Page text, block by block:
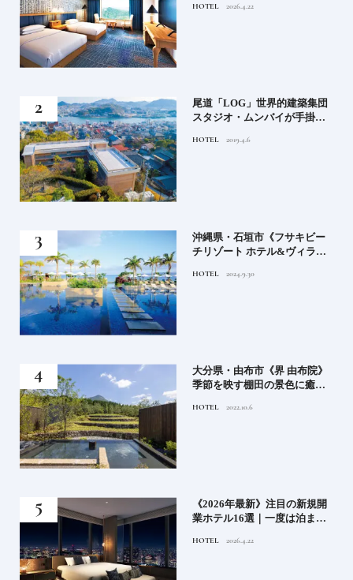
ル
HOTEL 2026.4.22
尾道「LOG」世界的建築集団
スタジオ・ムンバイが手掛け
HOTEL 2019.4.6
沖縄県・石垣市《フサキビー
チリゾート ホテル&ヴィラ
でゆるりと島時間を楽しむ
HOTEL 2024.9.30
大分県・由布市《界 由布院》
季節を映す棚田の景色に癒さ
HOTEL 2022.10.6
《2026年最新》注目の新規開
業ホテル16選｜一度は泊まり
ホテル
HOTEL 2026.4.22